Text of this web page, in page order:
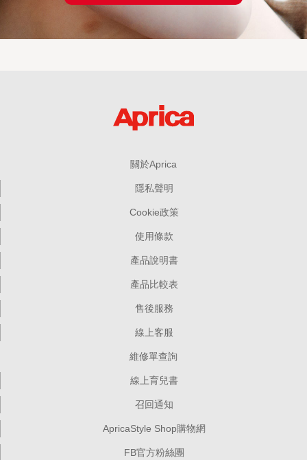
關於Aprica
隱私聲明
Cookie政策
使用條款
產品說明書
產品比較表
售後服務
線上客服
維修單查詢
線上育兒書
召回通知
ApricaStyle Shop購物網
FB官方粉絲團